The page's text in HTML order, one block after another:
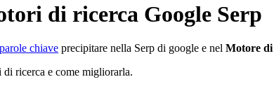
di ricerca Google Serp
parole chiave precipitare nella Serp di google e nel Motore
ricerca e come migliorarla.